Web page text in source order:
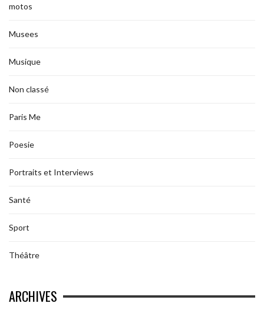
motos
Musees
Musique
Non classé
Paris Me
Poesie
Portraits et Interviews
Santé
Sport
Théâtre
ARCHIVES